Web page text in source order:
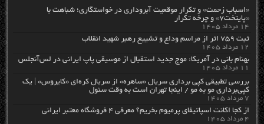
«اسباب زحمت» و تکرار موقعیت آبروداری در خواستگاری؛ شباهت با
«پایتخت۷» و چرخه تکرار
۱۴ مرداد ۱۴۰۵
ثبت ۷۵۹ اثر از مراسم وداع و تشییع رهبر شهید انقلاب
۱۲ مرداد ۱۴۰۵
بهنام بانی در آمریکا: موج جدید استقبال از موسیقی پاپ ایرانی در لس‌آنجلس
۱۱ مرداد ۱۴۰۵
بررسی تطبیقی کپی برداری سریال «ساهره» از سریال کره‌ای «کایروس» | یک
کپی‌برداری مو به مو / اینجا تهران است به وقت سئول
۷ مرداد ۱۴۰۵
از کجا اکانت اسپاتیفای پرمیوم بخریم؟ معرفی ۴ فروشگاه معتبر ایرانی
۴ مرداد ۱۴۰۵